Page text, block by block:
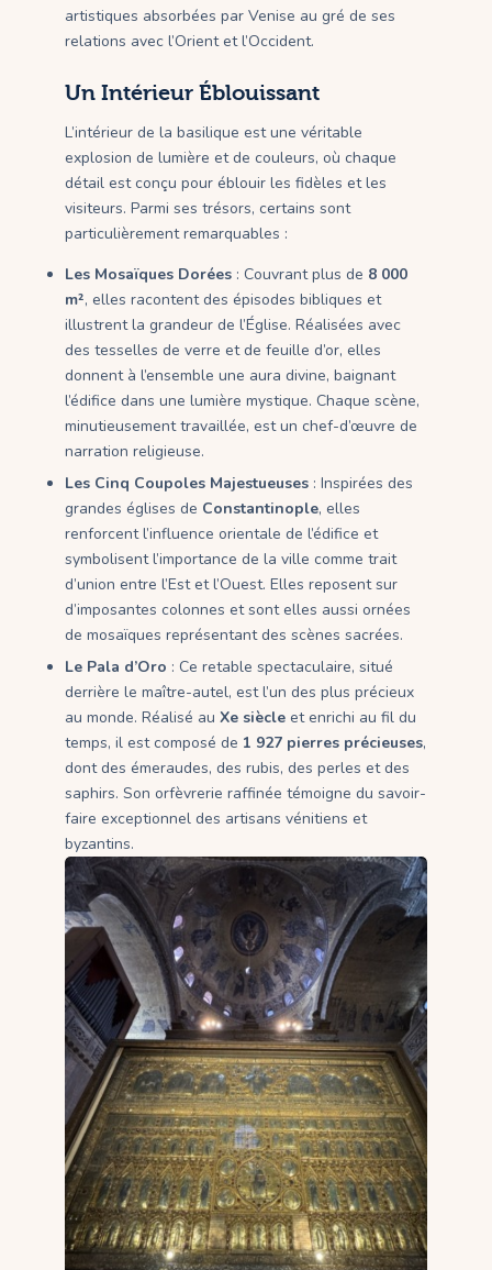
artistiques absorbées par Venise au gré de ses
relations avec l’Orient et l’Occident.
Un Intérieur Éblouissant
L’intérieur de la basilique est une véritable
explosion de lumière et de couleurs, où chaque
détail est conçu pour éblouir les fidèles et les
visiteurs. Parmi ses trésors, certains sont
particulièrement remarquables :
Les Mosaïques Dorées : Couvrant plus de 8 000
m², elles racontent des épisodes bibliques et
illustrent la grandeur de l’Église. Réalisées avec
des tesselles de verre et de feuille d’or, elles
donnent à l’ensemble une aura divine, baignant
l’édifice dans une lumière mystique. Chaque scène,
minutieusement travaillée, est un chef-d’œuvre de
narration religieuse.
Les Cinq Coupoles Majestueuses : Inspirées des
grandes églises de Constantinople, elles
renforcent l’influence orientale de l’édifice et
symbolisent l’importance de la ville comme trait
d’union entre l’Est et l’Ouest. Elles reposent sur
d’imposantes colonnes et sont elles aussi ornées
de mosaïques représentant des scènes sacrées.
Le Pala d’Oro : Ce retable spectaculaire, situé
derrière le maître-autel, est l’un des plus précieux
au monde. Réalisé au Xe siècle et enrichi au fil du
temps, il est composé de 1 927 pierres précieuses,
dont des émeraudes, des rubis, des perles et des
saphirs. Son orfèvrerie raffinée témoigne du savoir-
faire exceptionnel des artisans vénitiens et
byzantins.